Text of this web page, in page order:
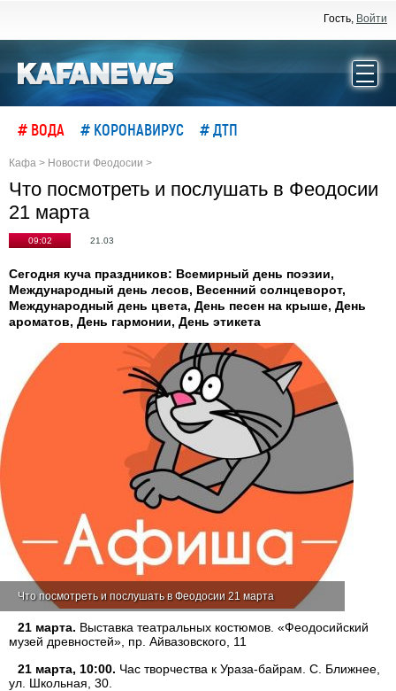
Гость, Войти
# ВОДА # КОРОНАВИРУС # ДТП
Кафа > Новости Феодосии >
Что посмотреть и послушать в Феодосии
21 марта
09:02 21.03
Сегодня куча праздников: Всемирный день поэзии,
Международный день лесов, Весенний солнцеворот,
Международный день цвета, День песен на крыше, День
ароматов, День гармонии, День этикета
Что посмотреть и послушать в Феодосии 21 марта
21 марта. Выставка театральных костюмов. «Феодосийский
музей древностей», пр. Айвазовского, 11
21 марта, 10:00. Час творчества к Ураза-байрам. С. Ближнее,
ул. Школьная, 30.